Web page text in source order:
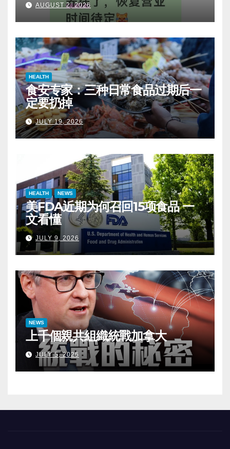
AUGUST 2, 2026
HEALTH
食安专家：三种日常食品过期后一
定要扔掉
JULY 19, 2026
HEALTH NEWS
美FDA近期为何召回15项食品 一
文看懂
JULY 9, 2026
NEWS
上千個親共組織統戰加拿大
JULY 5, 2026